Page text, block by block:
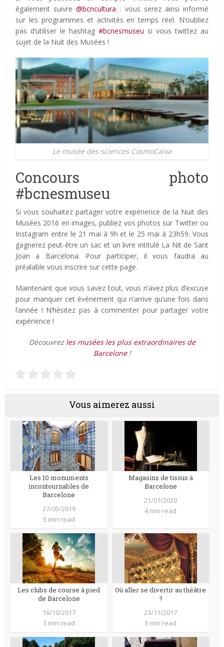
également suivre@bcncultura : vous serez ainsi informé
sur les programmes et activités en temps réel. N’oubliez
pas d’utiliser le hashtag #bcnesmuseu si vous twittez au
sujet de la Nuit des Musées !
Le musée des sciences CosmoCaixa
Concours photo
#bcnesmuseu
Si vous souhaitez partager votre expérience de la Nuit des
Musées 2016 en images, publiez vos photos sur Twitter ou
Instagram entre le 21 mai à 9h et le 25 mai à 23h59. Vous
gagnerez peut-être un sac et un livre intitulé La Nit de Sant
Joan a Barcelona. Pour participer, il vous faudra au
préalable vous inscrire sur cette page.
Maintenant que vous savez tout, vous n’avez plus d’excuse
pour manquer cet événement qui n’arrive qu’une fois dans
l’année ! N’hésitez pas à commenter pour partager votre
expérience !
Découvrez les musées les plus extraordinaires de
Barcelone!
Vous aimerez aussi
Les 10 monuments
incontournables de
Barcelone
27/05/2019
5 min read
Magasins de tissus à
Barcelone
21/01/2020
4 min read
Les clubs de course à pied
de Barcelone
16/10/2017
3 min read
Où aller se divertir au théâtre
?
23/11/2017
3 min read